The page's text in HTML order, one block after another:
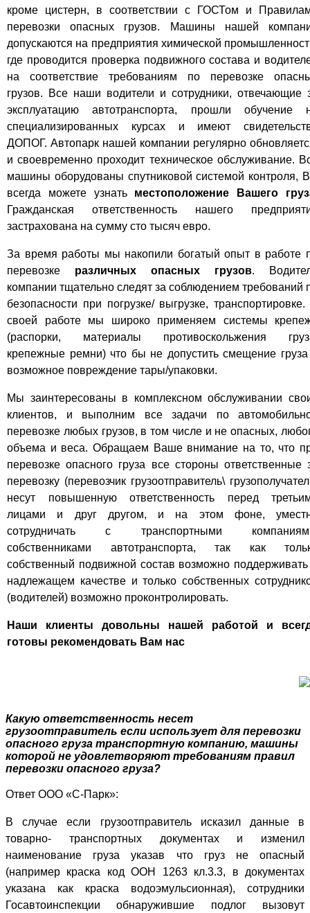
кроме цистерн, в соответствии с ГОСТом и
перевозки опасных грузов. Машины нашей
допускаются на предприятия химической
где проводится проверка подвижного состава и
на соответствие требованиям по перевозке
грузов. Все наши водители и сотрудники, отвечающие
эксплуатацию автотранспорта, прошли обучение
специализированных курсах и имеют
ДОПОГ. Автопарк нашей компании регулярно
и своевременно проходит техническое обслуживание.
машины оборудованы спутниковой системой контроля,
всегда можете узнать местоположение Вашего
Гражданская ответственность нашего
застрахована на сумму сто тысяч евро.
За время работы мы накопили богатый опыт в работе
перевозке различных опасных грузов.
компании тщательно следят за соблюдением требований
безопасности при погрузке/ выгрузке,
своей работе мы широко применяем системы
(распорки, материалы противоскольжения
крепежные ремни) что бы не допустить смещение
возможное повреждение тары/упаковки.
Мы заинтересованы в комплексном обслуживании
клиентов, и выполним все задачи по
перевозке любых грузов, в том числе и не опасных,
объема и веса. Обращаем Ваше внимание на то, что
перевозке опасного груза все стороны ответственные
перевозку (перевозчик грузоотправитель\
несут повышенную ответственность перед
лицами и друг другом, и на этом фоне,
сотрудничать с транспортными
собственниками автотранспорта, так как
собственный подвижной состав возможно
надлежащем качестве и только собственных
(водителей) возможно проконтролировать.
Наши клиенты довольны нашей работой и
готовы рекомендовать Вам нас
Какую ответственность несет
грузоотправитель если использует для перевозки
опасного груза транспортную компанию, машины
которой не удовлетворяют требованиям правил
перевозки опасного груза?
Ответ ООО «С-Парк»:
В случае если грузоотправитель исказил данные в
товарно- транспортных документах и изменил
наименование груза указав что груз не опасный
(например краска код ООН 1263 кл.3.3, в документах
указана как краска водоэмульсионная), сотрудники
Госавтоинспекции обнаружившие подлог вызовут